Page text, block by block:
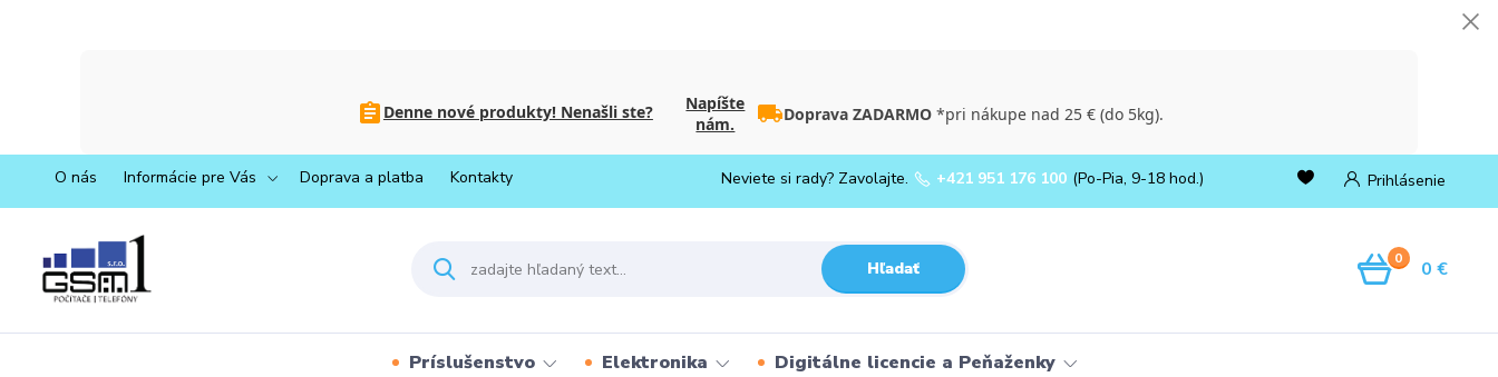
Denne nové produkty! Nenašli ste?
Napíšte
nám.
Doprava ZADARMO*pri nákupe nad 25 € (do 5kg).
O nás Informácie pre Vás Doprava a platba Kontakty Prihlásenie
Hľadať
Neviete si rady? Zavolajte. +421 951 176 100 (Po-Pia, 9-18 hod.)
0 0 €
Príslušenstvo Elektronika Digitálne licencie a Peňaženky